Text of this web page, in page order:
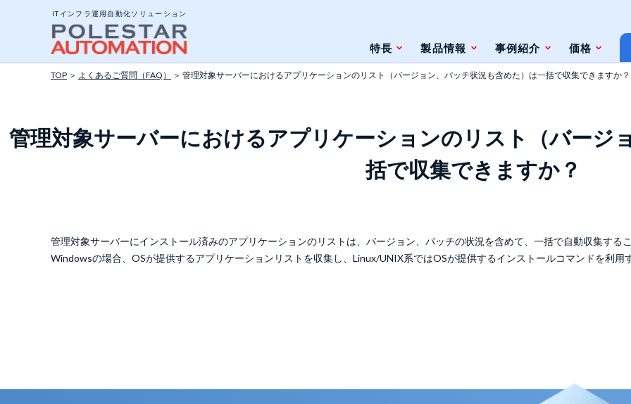
ITインフラ運用自動化ソリューション
特長 製品情報
エージェントとエージェントレス
アドオンツール
ツールとの連携（Zabbix）
ツールとの連携（監視やインシデント管
事例紹介 価格
TOP ＞ よくあるご質問（FAQ） ＞ 管理対象サーバーにおけるアプリケーションのリスト（バージョン、パッチ状況も含めた）は一括で収集できますか？
管理対象サーバーにおけるアプリケーションのリスト（バージ
括で収集できますか？
管理対象サーバーにインストール済みのアプリケーションのリストは、バージョン、パッチの状況を含めて、一括で自動収集する
Windowsの場合、OSが提供するアプリケーションリストを収集し、Linux/UNIX系ではOSが提供するインストールコマンドを利用